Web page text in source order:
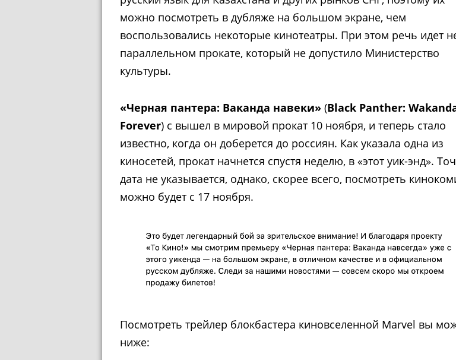
можно посмотреть в дубляже на большом экране, чем
воспользовались некоторые кинотеатры. При этом речь идет
параллельном прокате, который не допустило Министерство
культуры.
«Черная пантера: Ваканда навеки» (Black Panther:
Forever) с вышел в мировой прокат 10 ноября, и теперь стало
известно, когда он доберется до россиян. Как указала одна из
киносетей, прокат начнется спустя неделю, в «этот уик-энд».
дата не указывается, однако, скорее всего, посмотреть
можно будет с 17 ноября.
Посмотреть трейлер блокбастера киновселенной Marvel вы
ниже: